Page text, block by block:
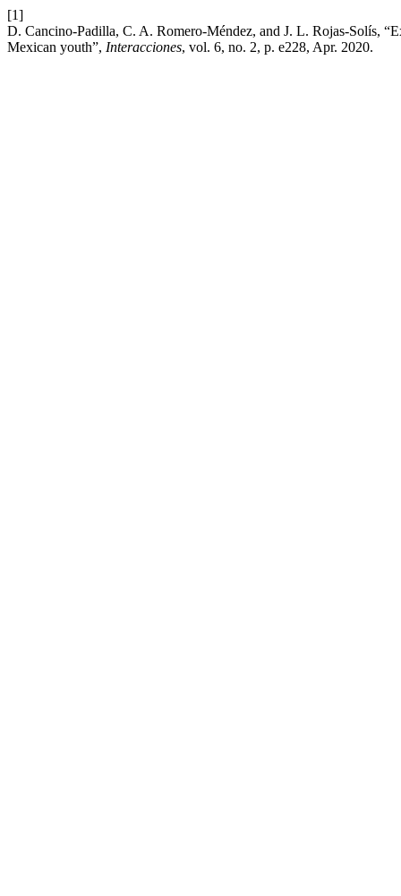
[1]
D. Cancino-Padilla, C. A. Romero-Méndez, and J. L. Rojas-Solís,
Mexican youth”, Interacciones, vol. 6, no. 2, p. e228, Apr. 2020.